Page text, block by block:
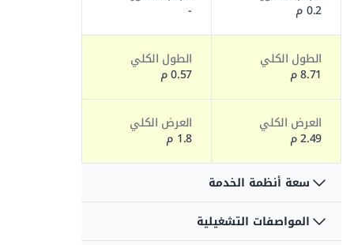
0.2 م -
الطول الكلي
8.71 م
الطول الكلي
0.57 م
العرض الكلي
2.49 م
العرض الكلي
1.8 م
سعة أنظمة الخدمة
سعة الوقود
المواصفات التشغيلية